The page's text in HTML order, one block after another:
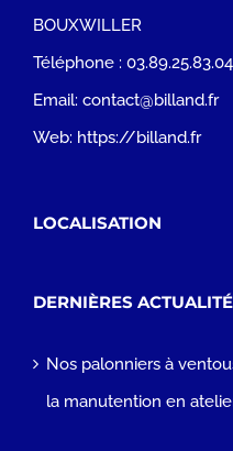
BOUXWILLER
Téléphone :
Email: contact@billand.fr
Web: https://billand.fr
LOCALISATION
DERNIÈRES
Nos palonniers à
la manutention en